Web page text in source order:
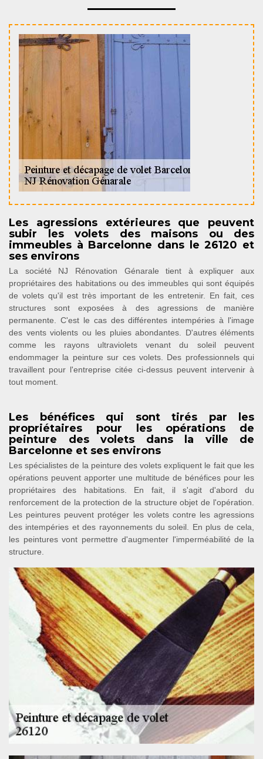
Les agressions extérieures que peuvent
subir les volets des maisons ou des
immeubles à Barcelonne dans le 26120 et
ses environs
La société NJ Rénovation Génarale tient à expliquer aux
propriétaires des habitations ou des immeubles qui sont équipés
de volets qu'il est très important de les entretenir. En fait, ces
structures sont exposées à des agressions de manière
permanente. C'est le cas des différentes intempéries à l'image
des vents violents ou les pluies abondantes. D'autres éléments
comme les rayons ultraviolets venant du soleil peuvent
endommager la peinture sur ces volets. Des professionnels qui
travaillent pour l'entreprise citée ci-dessus peuvent intervenir à
tout moment.
Les bénéfices qui sont tirés par les
propriétaires pour les opérations de
peinture des volets dans la ville de
Barcelonne et ses environs
Les spécialistes de la peinture des volets expliquent le fait que les
opérations peuvent apporter une multitude de bénéfices pour les
propriétaires des habitations. En fait, il s'agit d'abord du
renforcement de la protection de la structure objet de l'opération.
Les peintures peuvent protéger les volets contre les agressions
des intempéries et des rayonnements du soleil. En plus de cela,
les peintures vont permettre d'augmenter l'imperméabilité de la
structure.